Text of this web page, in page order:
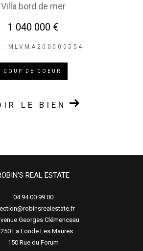
Villa bord de mer
1 040 000 €
: MLVMA200000554
COUP DE COEUR
LE BIEN
REAL ESTATE
04 94 00 99 00
Georges Clémenceau
La Londe Les Maures
150 Rue du Forum